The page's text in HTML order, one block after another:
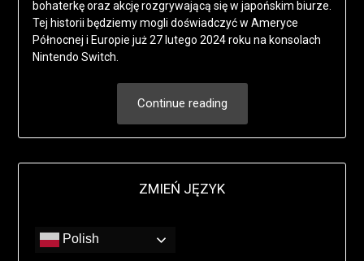
bohaterkę oraz akcję rozgrywającą się w japońskim biurze.
Tej historii będziemy mogli doświadczyć w Ameryce
Północnej i Europie już 27 lutego 2024 roku na konsolach
Nintendo Switch.
Continue reading
ZMIEŃ JĘZYK
Polish